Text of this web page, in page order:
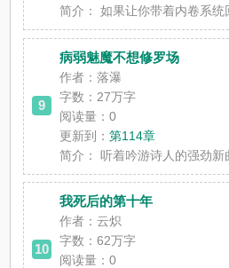
简介：
如果让你带着内卷系
9
病弱魅魔不想修罗场
作者：落瀑
字数：27万字
阅读量：0
更新到：第114章
简介：
听着吟游诗人的强劲
10
我死后的第十年
作者：云炽
字数：62万字
阅读量：0